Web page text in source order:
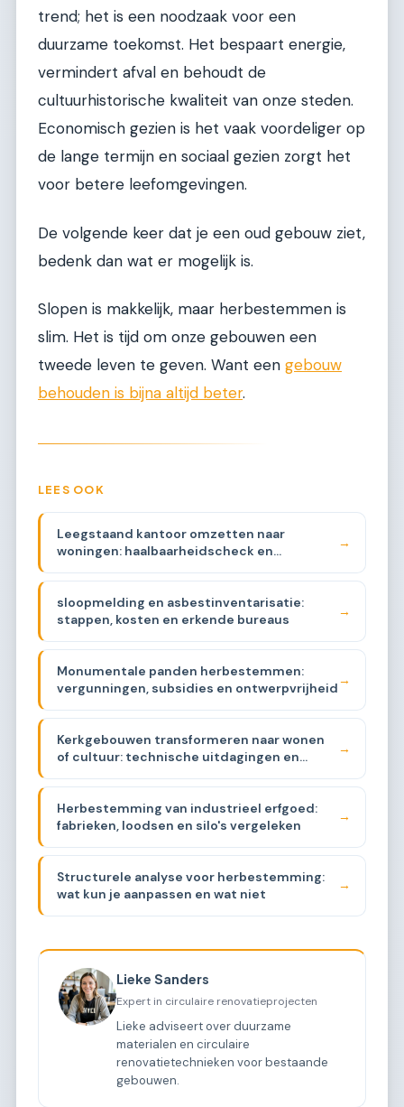
trend; het is een noodzaak voor een
duurzame toekomst. Het bespaart energie,
vermindert afval en behoudt de
cultuurhistorische kwaliteit van onze steden.
Economisch gezien is het vaak voordeliger op
de lange termijn en sociaal gezien zorgt het
voor betere leefomgevingen.
De volgende keer dat je een oud gebouw ziet,
bedenk dan wat er mogelijk is.
Slopen is makkelijk, maar herbestemmen is
slim. Het is tijd om onze gebouwen een
tweede leven te geven. Want een gebouw
behouden is bijna altijd beter.
LEES OOK
Leegstaand kantoor omzetten naar
woningen: haalbaarheidscheck en
→
sloopmelding en asbestinventarisatie:
stappen, kosten en erkende bureaus
→
Monumentale panden herbestemmen:
vergunningen, subsidies en ontwerpvrijheid
→
Kerkgebouwen transformeren naar wonen
of cultuur: technische uitdagingen en
→
Herbestemming van industrieel erfgoed:
fabrieken, loodsen en silo's vergeleken
→
Structurele analyse voor herbestemming:
wat kun je aanpassen en wat niet
→
Lieke Sanders
Expert in circulaire renovatieprojecten
Lieke adviseert over duurzame
materialen en circulaire
renovatietechnieken voor bestaande
gebouwen.